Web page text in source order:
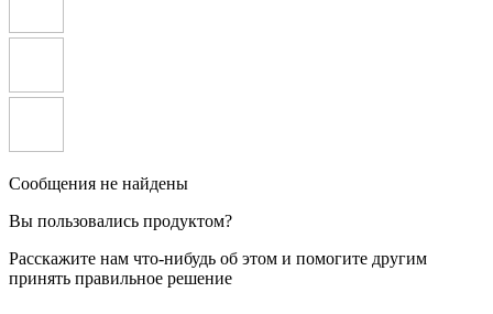
Сообщения не найдены
Вы пользовались продуктом?
Расскажите нам что-нибудь об этом и помогите другим
принять правильное решение